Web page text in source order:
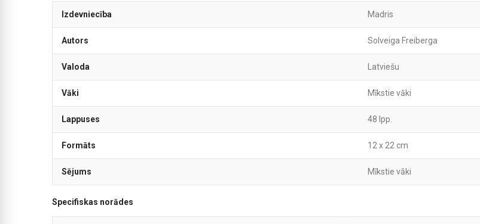
Izdevniecība Madris
Autors Solveiga Freiberga
Valoda Latviešu
Vāki Mīkstie vāki
Lappuses 48 lpp.
Formāts 12 x 22 cm
Sējums Mīkstie vāki
Specifiskas norādes